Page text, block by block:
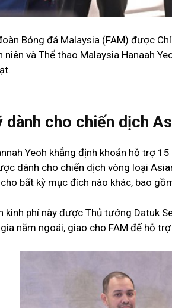
Bóng đá Malaysia (FAM) được
niên và Thể thao Malaysia Hanaah
dành cho chiến dịch
Yeoh khẳng định khoản hỗ trợ
dành cho chiến dịch vòng loại
bất kỳ mục đích nào khác, bao
kinh phí này được Thủ tướng Datuk
năm ngoái, giao cho FAM để hỗ